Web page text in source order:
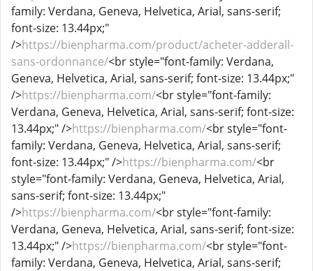
family: Verdana, Geneva, Helvetica, Arial, sans-serif;
font-size: 13.44px;"
/>https://bienpharma.com/product/acheter-adderall-
sans-ordonnance/<br style="font-family: Verdana,
Geneva, Helvetica, Arial, sans-serif; font-size: 13.44px;"
/>https://bienpharma.com/<br style="font-family:
Verdana, Geneva, Helvetica, Arial, sans-serif; font-size:
13.44px;" />https://bienpharma.com/<br style="font-
family: Verdana, Geneva, Helvetica, Arial, sans-serif;
font-size: 13.44px;" />https://bienpharma.com/<br
style="font-family: Verdana, Geneva, Helvetica, Arial,
sans-serif; font-size: 13.44px;"
/>https://bienpharma.com/<br style="font-family:
Verdana, Geneva, Helvetica, Arial, sans-serif; font-size:
13.44px;" />https://bienpharma.com/<br style="font-
family: Verdana, Geneva, Helvetica, Arial, sans-serif;